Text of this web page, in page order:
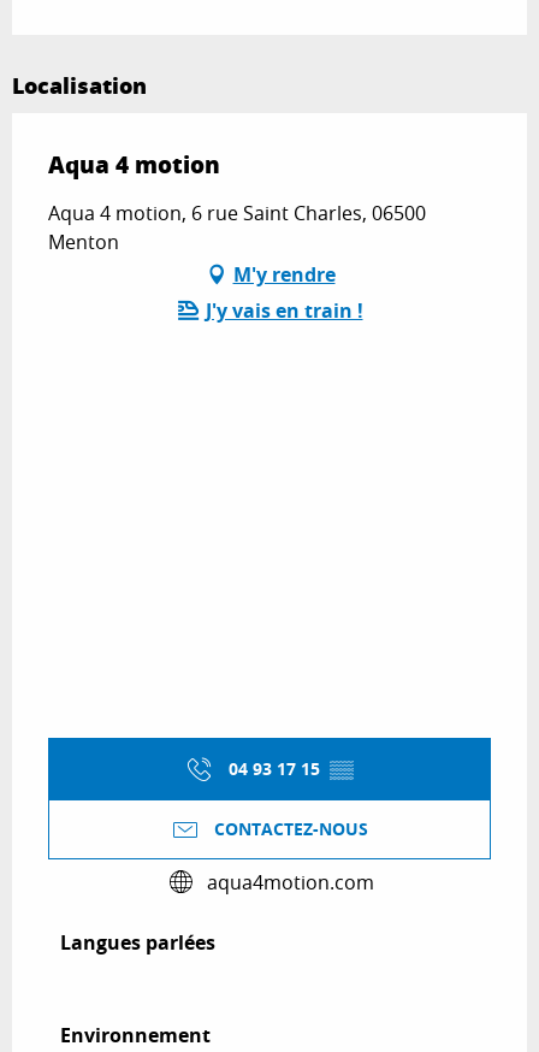
Localisation
Aqua 4 motion
Aqua 4 motion, 6 rue Saint Charles, 06500
Menton
M'y rendre
J'y vais en train !
04 93 17 15 ▒▒
CONTACTEZ-NOUS
aqua4motion.com
Langues parlées
Langues parlées
Environnement
Environnement